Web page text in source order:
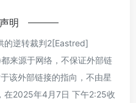
明
的逆转裁判2[Eastred]
来源于网络，不保证外部链
该外部链接的指向，不由星
在2025年4月7日 下午2:25收